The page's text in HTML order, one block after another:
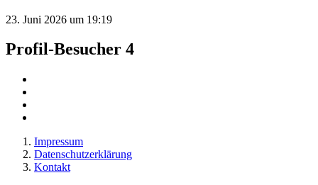
23. Juni 2026 um 19:19
Profil-Besucher 4
Impressum
Datenschutzerklärung
Kontakt